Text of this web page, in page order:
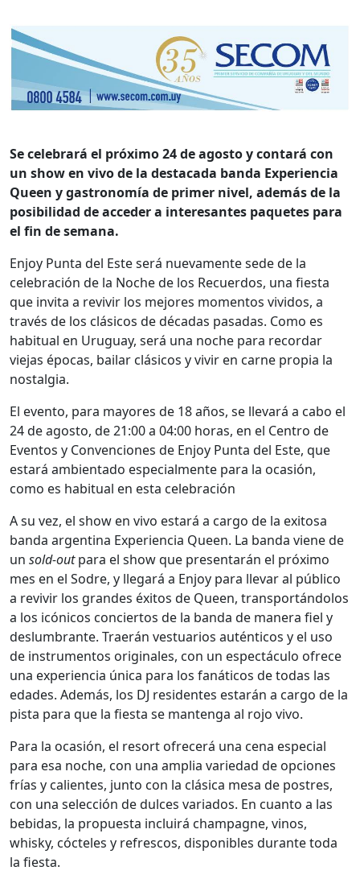
Se celebrará el próximo 24 de agosto y contará con
un show en vivo de la destacada banda Experiencia
Queen y gastronomía de primer nivel, además de la
posibilidad de acceder a interesantes paquetes para
el fin de semana.
Enjoy Punta del Este será nuevamente sede de la
celebración de la Noche de los Recuerdos, una fiesta
que invita a revivir los mejores momentos vividos, a
través de los clásicos de décadas pasadas. Como es
habitual en Uruguay, será una noche para recordar
viejas épocas, bailar clásicos y vivir en carne propia la
nostalgia.
El evento, para mayores de 18 años, se llevará a cabo el
24 de agosto, de 21:00 a 04:00 horas, en el Centro de
Eventos y Convenciones de Enjoy Punta del Este, que
estará ambientado especialmente para la ocasión,
como es habitual en esta celebración
A su vez, el show en vivo estará a cargo de la exitosa
banda argentina Experiencia Queen. La banda viene de
un sold-outpara el show que presentarán el próximo
mes en el Sodre, y llegará a Enjoy para llevar al público
a revivir los grandes éxitos de Queen, transportándolos
a los icónicos conciertos de la banda de manera fiel y
deslumbrante. Traerán vestuarios auténticos y el uso
de instrumentos originales, con un espectáculo ofrece
una experiencia única para los fanáticos de todas las
edades. Además, los DJ residentes estarán a cargo de la
pista para que la fiesta se mantenga al rojo vivo.
Para la ocasión, el resort ofrecerá una cena especial
para esa noche, con una amplia variedad de opciones
frías y calientes, junto con la clásica mesa de postres,
con una selección de dulces variados. En cuanto a las
bebidas, la propuesta incluirá champagne, vinos,
whisky, cócteles y refrescos, disponibles durante toda
la fiesta.